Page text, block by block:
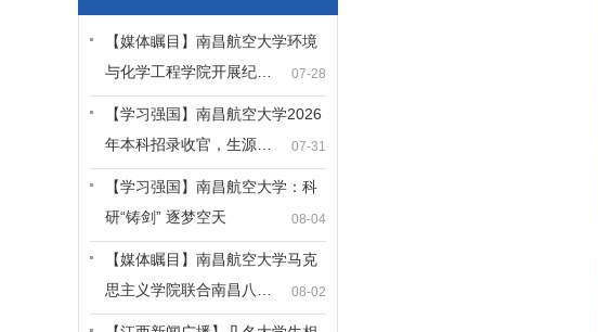
07-28
【媒体瞩目】南昌航空大学环境
与化学工程学院开展纪…
07-31
【学习强国】南昌航空大学2026
年本科招录收官，生源…
08-04
【学习强国】南昌航空大学：科
研“铸剑” 逐梦空天
08-02
【媒体瞩目】南昌航空大学马克
思主义学院联合南昌八…